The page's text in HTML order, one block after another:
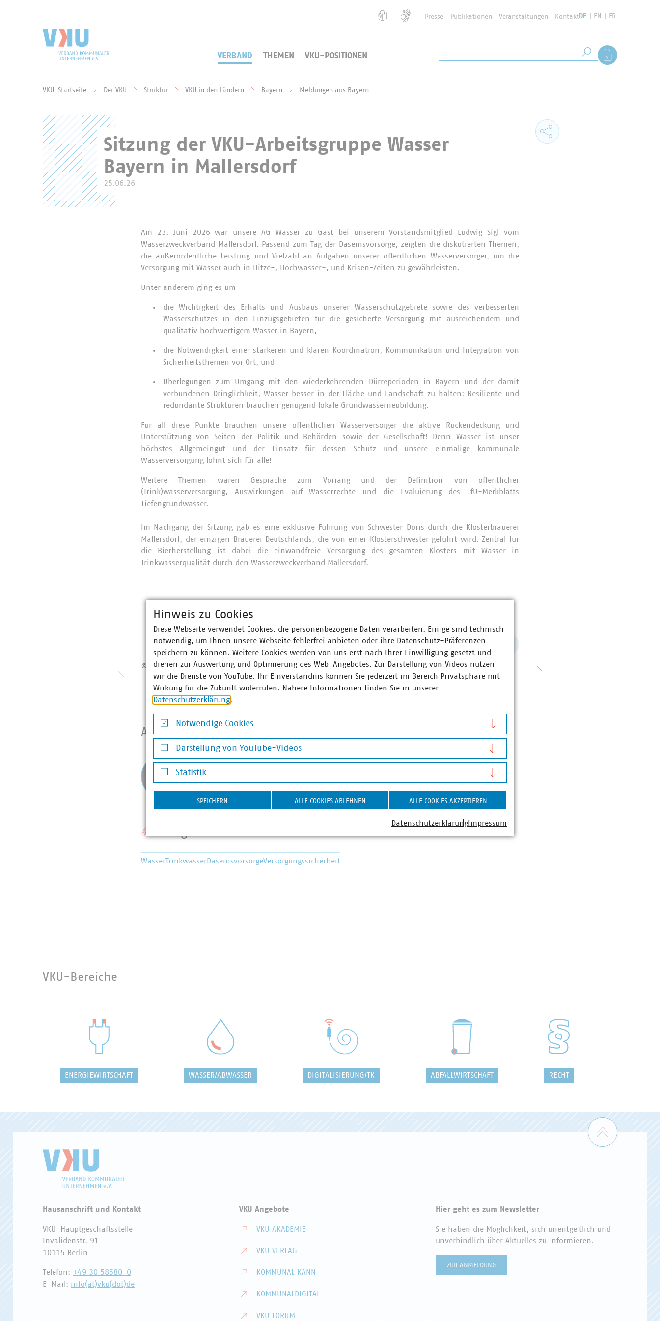
Presse Publikationen Veranstaltungen KontaktDE EN FR
VERBAND THEMEN VKU-POSITIONEN Suche starten
Als Mitglied
VKU-Startseite Der VKU Struktur VKU in den Ländern Bayern Meldungen aus Bayern
Sitzung der VKU-Arbeitsgruppe Wasser
Bayern in Mallersdorf
25.06.26
Am 23. Juni 2026 war unsere AG Wasser zu Gast bei unserem Vorstandsmitglied Ludwig Sigl vom
Wasserzweckverband Mallersdorf. Passend zum Tag der Daseinsvorsorge, zeigten die diskutierten Themen,
die außerordentliche Leistung und Vielzahl an Aufgaben unserer öffentlichen Wasserversorger, um die
Versorgung mit Wasser auch in Hitze-, Hochwasser-, und Krisen-Zeiten zu gewährleisten.
Unter anderem ging es um
die Wichtigkeit des Erhalts und Ausbaus unserer Wasserschutzgebiete sowie des verbesserten
Wasserschutzes in den Einzugsgebieten für die gesicherte Versorgung mit ausreichendem und
qualitativ hochwertigem Wasser in Bayern,
die Notwendigkeit einer stärkeren und klaren Koordination, Kommunikation und Integration von
Sicherheitsthemen vor Ort, und
Überlegungen zum Umgang mit den wiederkehrenden Dürreperioden in Bayern und der damit
verbundenen Dringlichkeit, Wasser besser in der Fläche und Landschaft zu halten: Resiliente und
redundante Strukturen brauchen genügend lokale Grundwasserneubildung.
Für all diese Punkte brauchen unsere öffentlichen Wasserversorger die aktive Rückendeckung und
Unterstützung von Seiten der Politik und Behörden sowie der Gesellschaft! Denn Wasser ist unser
höchstes Allgemeingut und der Einsatz für dessen Schutz und unsere einmalige kommunale
Wasserversorgung lohnt sich für alle!
Weitere Themen waren Gespräche zum Vorrang und der Definition von öffentlicher
(Trink)wasserversorgung, Auswirkungen auf Wasserrechte und die Evaluierung des LfU-Merkblatts
Tiefengrundwasser.
Im Nachgang der Sitzung gab es eine exklusive Führung von Schwester Doris durch die Klosterbrauerei
Mallersdorf, der einzigen Brauerei Deutschlands, die von einer Klosterschwester geführt wird. Zentral für
die Bierherstellung ist dabei die einwandfreie Versorgung des gesamten Klosters mit Wasser in
Trinkwasserqualität durch den Wasserzweckverband Mallersdorf.
© VKU LG Bayern © VKU LG Bayern
Ansprechpartner
Anne-Sophie Dörnbrack
Senior-Fachgebietsleiterin
doernbrack(at)vku(dot)de
WasserTrinkwasserDaseinsvorsorgeVersorgungssicherheit
VKU-Bereiche
ENERGIEWIRTSCHAFT WASSER/ABWASSER DIGITALISIERUNG/TK ABFALLWIRTSCHAFT RECHT
Zum
Hausanschrift und Kontakt
VKU-Hauptgeschäftsstelle
Invalidenstr. 91
10115 Berlin
Telefon: +49 30 58580-0
E-Mail: info(at)vku(dot)de
VKU Angebote
VKU AKADEMIE
VKU VERLAG
KOMMUNAL KANN
KOMMUNALDIGITAL
VKU FORUM
Hier geht es zum Newsletter
Sie haben die Möglichkeit, sich unentgeltlich und
unverbindlich über Aktuelles zu informieren.
ZUR ANMELDUNG
Hinweis zu Cookies
Diese Webseite verwendet Cookies, die personenbezogene Daten verarbeiten. Einige sind technisch
notwendig, um Ihnen unsere Webseite fehlerfrei anbieten oder ihre Datenschutz-Präferenzen
speichern zu können. Weitere Cookies werden von uns erst nach Ihrer Einwilligung gesetzt und
dienen zur Auswertung und Optimierung des Web-Angebotes. Zur Darstellung von Videos nutzen
wir die Dienste von YouTube. Ihr Einverständnis können Sie jederzeit im Bereich Privatsphäre mit
Wirkung für die Zukunft widerrufen. Nähere Informationen finden Sie in unserer
Datenschutzerklärung.
Notwendige Cookies
Notwendige Cookies
Darstellung von YouTube-Videos
Darstellung von YouTube-Videos
Statistik
Statistik
SPEICHERN ALLE COOKIES ABLEHNEN ALLE COOKIES AKZEPTIEREN
Datenschutzerklärung Impressum